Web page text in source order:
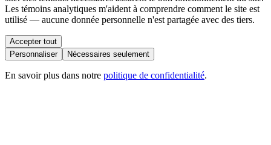
Les témoins analytiques m'aident à comprendre comment le site est
utilisé — aucune donnée personnelle n'est partagée avec des tiers.
Accepter tout
Personnaliser
Nécessaires seulement
En savoir plus dans notre politique de confidentialité.